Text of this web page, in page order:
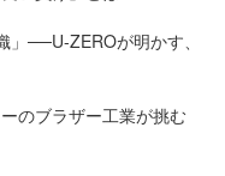
──U-ZEROが明かす、
のブラザー工業が挑む